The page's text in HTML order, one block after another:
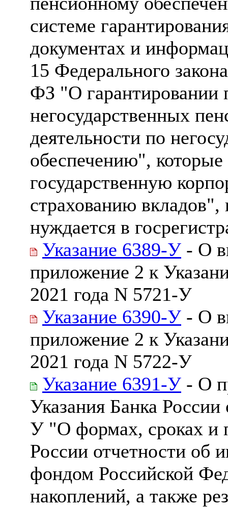
системе
документах и
15 Федерального
ФЗ "О гарантировании
негосударственных
деятельности по
обеспечению",
государственную
страхованию вкладов",
нуждается в
Указание 6389-У - О
приложение 2 к
2021 года N 5721-У
Указание 6390-У - О
приложение 2 к
2021 года N 5722-У
Указание 6391-У - О
Указания Банка
У "О формах, сроках и
России отчетности об
фондом Российской
накоплений, а также